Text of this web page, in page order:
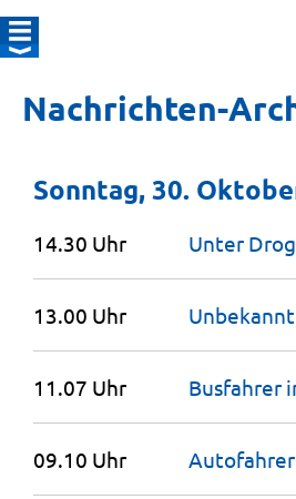
Nachrichten-
Sonntag, 30.
14.30 Uhr Unter
13.00 Uhr
11.07 Uhr Busfahrer
09.10 Uhr